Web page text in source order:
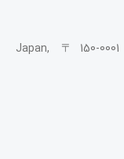
Japan, 〒150-